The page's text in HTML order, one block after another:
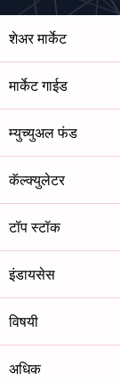
शेअर मार्केट
मार्केट गाईड
म्युच्युअल फंड
कॅल्क्युलेटर
टॉप स्टॉक
इंडायसेस
विषयी
अधिक